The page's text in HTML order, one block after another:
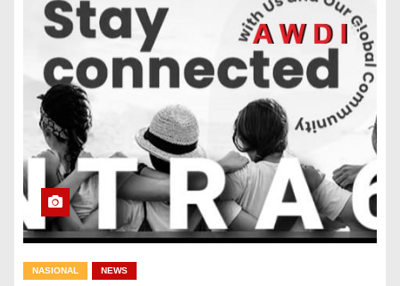
NASIONAL NEWS